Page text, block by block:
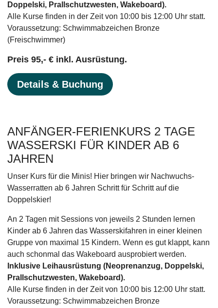
Doppelski, Prallschutzwesten, Wakeboard).
Alle Kurse finden in der Zeit von 10:00 bis 12:00 Uhr statt.
Voraussetzung: Schwimmabzeichen Bronze
(Freischwimmer)
Preis 95,- € inkl. Ausrüstung.
Details & Buchung
ANFÄNGER-FERIENKURS 2 TAGE
WASSERSKI FÜR KINDER AB 6
JAHREN
Unser Kurs für die Minis! Hier bringen wir Nachwuchs-
Wasserratten ab 6 Jahren Schritt für Schritt auf die
Doppelskier!
An 2 Tagen mit Sessions von jeweils 2 Stunden lernen
Kinder ab 6 Jahren das Wasserskifahren in einer kleinen
Gruppe von maximal 15 Kindern. Wenn es gut klappt, kann
auch schonmal das Wakeboard ausprobiert werden.
Inklusive Leihausrüstung (Neoprenanzug, Doppelski,
Prallschutzwesten, Wakeboard).
Alle Kurse finden in der Zeit von 10:00 bis 12:00 Uhr statt.
Voraussetzung: Schwimmabzeichen Bronze